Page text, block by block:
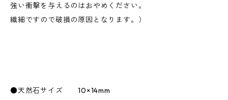
強い衝撃を与えるのはおやめください。
繊細ですので破損の原因となります。）
●天然石サイズ 10×14mm